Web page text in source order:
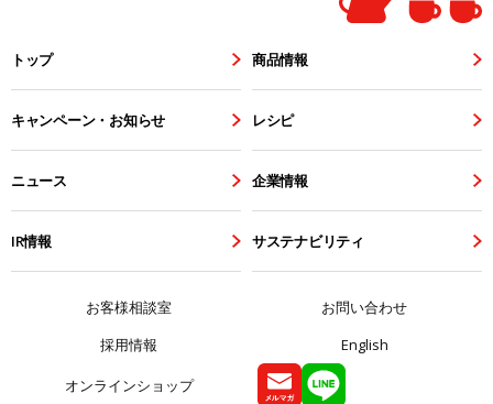
トップ 商品情報
キャンペーン・お知らせ レシピ
ニュース 企業情報
IR情報 サステナビリティ
お客様相談室
お問い合わせ
採用情報
English
オンラインショップ